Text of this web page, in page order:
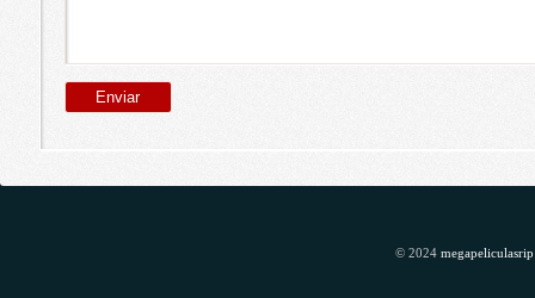
© 2024 megapeliculasrip